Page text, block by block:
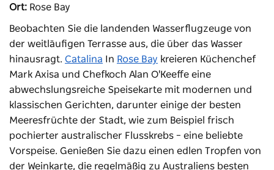
Ort: Rose Bay
Beobachten Sie die landenden Wasserflugzeuge von
der weitläufigen Terrasse aus, die über das Wasser
hinausragt. Catalina In Rose Bay kreieren Küchenchef
Mark Axisa und Chefkoch Alan O'Keeffe eine
abwechslungsreiche Speisekarte mit modernen und
klassischen Gerichten, darunter einige der besten
Meeresfrüchte der Stadt, wie zum Beispiel frisch
pochierter australischer Flusskrebs – eine beliebte
Vorspeise. Genießen Sie dazu einen edlen Tropfen von
der Weinkarte, die regelmäßig zu Australiens besten